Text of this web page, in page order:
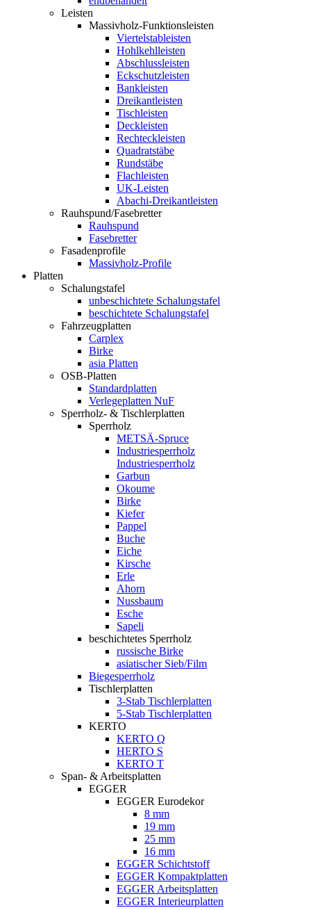
Leisten
Massivholz-Funktionsleisten
Viertelstableisten
Hohlkehlleisten
Abschlussleisten
Eckschutzleisten
Bankleisten
Dreikantleisten
Tischleisten
Deckleisten
Rechteckleisten
Quadratstäbe
Rundstäbe
Flachleisten
UK-Leisten
Abachi-Dreikantleisten
Rauhspund/Fasebretter
Rauhspund
Fasebretter
Fasadenprofile
Massivholz-Profile
Platten
Schalungstafel
unbeschichtete Schalungstafel
beschichtete Schalungstafel
Fahrzeugplatten
Carplex
Birke
asia Platten
OSB-Platten
Standardplatten
Verlegeplatten NuF
Sperrholz- & Tischlerplatten
Sperrholz
METSÄ-Spruce
Industriesperrholz
Industriesperrholz
Garbun
Okoume
Birke
Kiefer
Pappel
Buche
Eiche
Kirsche
Erle
Ahorn
Nussbaum
Esche
Sapeli
beschichtetes Sperrholz
russische Birke
asiatischer Sieb/Film
Biegesperrholz
Tischlerplatten
3-Stab Tischlerplatten
5-Stab Tischlerplatten
KERTO
KERTO Q
HERTO S
KERTO T
Span- & Arbeitsplatten
EGGER
EGGER Eurodekor
8 mm
19 mm
25 mm
16 mm
EGGER Schichtstoff
EGGER Kompaktplatten
EGGER Arbeitsplatten
EGGER Interieurplatten